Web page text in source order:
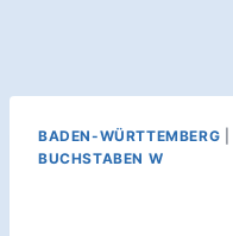
BADEN-WÜRTTEMBERG
BUCHSTABEN W